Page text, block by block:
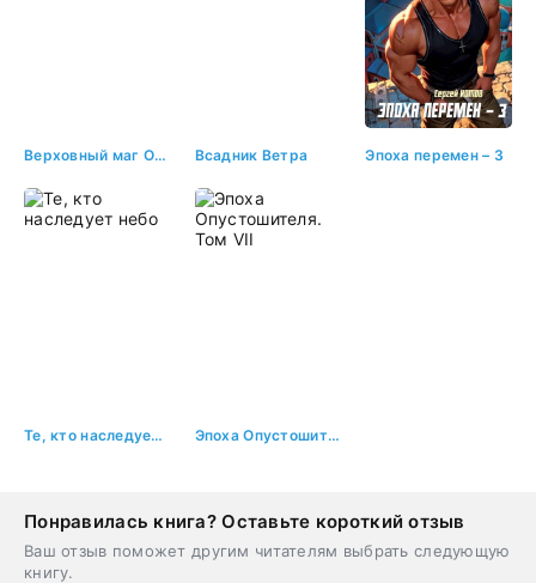
Верховный маг Ордена Всадник Ветра Эпоха перемен – 3
Те, кто наследует небо Эпоха Опустошителя. Том VII
Понравилась книга? Оставьте короткий отзыв
Ваш отзыв поможет другим читателям выбрать следующую
книгу.